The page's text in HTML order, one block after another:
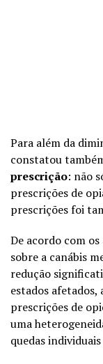
Para além da
constatou
prescrição: não
prescrições de
prescrições foi
De acordo com
sobre a canábis
redução
estados afetados,
prescrições de
uma
quedas